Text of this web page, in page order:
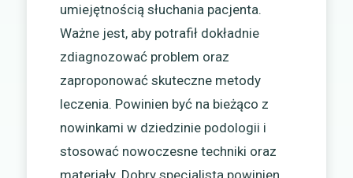
umiejętnością słuchania pacjenta.
Ważne jest, aby potrafił dokładnie
zdiagnozować problem oraz
zaproponować skuteczne metody
leczenia. Powinien być na bieżąco z
nowinkami w dziedzinie podologii i
stosować nowoczesne techniki oraz
materiały. Dobry specjalista powinien